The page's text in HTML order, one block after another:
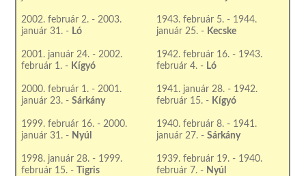
2002. február 2. - 2003.
január 31. - Ló
2001. január 24. - 2002.
február 1. - Kígyó
2000. február 1. - 2001.
január 23. -Sárkány
1999. február 16. - 2000.
január 31. - Nyúl
1998. január 28. - 1999.
február 15. -Tigris
1943. február 5. - 1944.
január 25. - Kecske
1942. február 16. - 1943.
február 4. - Ló
1941. január 28. - 1942.
február 15. - Kígyó
1940. február 8. - 1941.
január 27. -Sárkány
1939. február 19. - 1940.
február 7. - Nyúl